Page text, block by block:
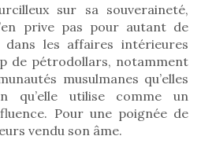
sur sa souveraineté,
prive pas pour autant de
dans les affaires intérieures
de pétrodollars, notamment
musulmanes qu’elles
qu’elle utilise comme un
Pour une poignée de
vendu son âme.